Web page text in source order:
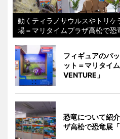
動くティラノサウルスやトリ
場＝マリタイムプラザ高松で恐
フィギュアのパ
ット＝マリタイ
VENTURE」
恐竜について紹
ザ高松で恐竜展